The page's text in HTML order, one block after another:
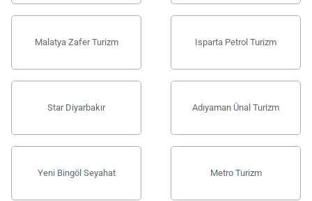
Malatya Zafer Turizm Isparta Petrol Turizm
Star Diyarbakır Adıyaman Ünal Turizm
Yeni Bingöl Seyahat Metro Turizm